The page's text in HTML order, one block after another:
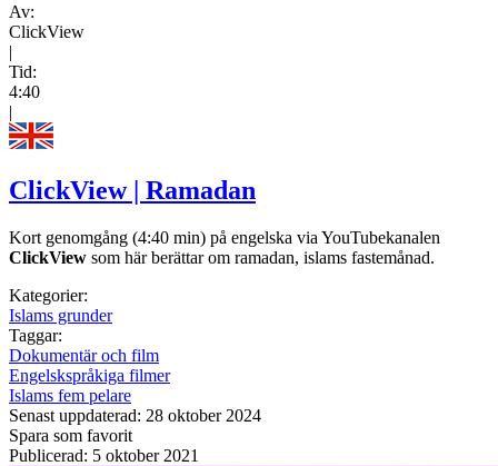
Av:
ClickView
|
Tid:
4:40
|
ClickView | Ramadan
Kort genomgång (4:40 min) på engelska via YouTubekanalen
ClickView som här berättar om ramadan, islams fastemånad.
Kategorier:
Islams grunder
Taggar:
Dokumentär och film
Engelskspråkiga filmer
Islams fem pelare
Senast uppdaterad: 28 oktober 2024
Spara som favorit
Publicerad: 5 oktober 2021